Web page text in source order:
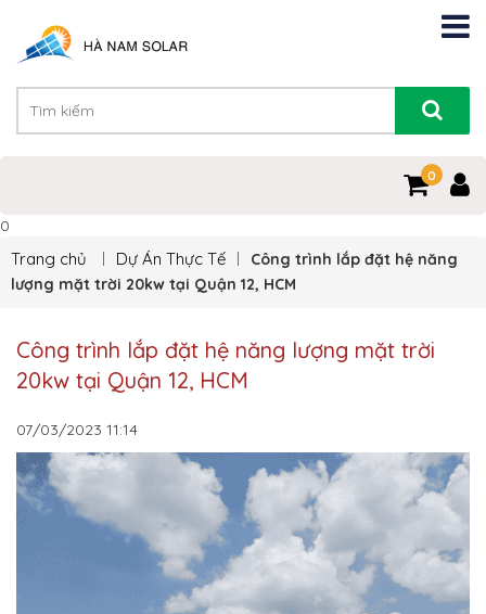
0
0
Trang chủ Dự Án Thực Tế
Công trình lắp đặt hệ năng
lượng mặt trời 20kw tại Quận 12, HCM
Công trình lắp đặt hệ năng lượng mặt trời
20kw tại Quận 12, HCM
07/03/2023 11:14